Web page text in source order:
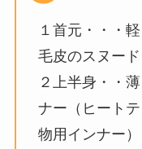
１首元・・・
毛皮のスヌード
２上半身・・
ナー（ヒート
物用インナー）